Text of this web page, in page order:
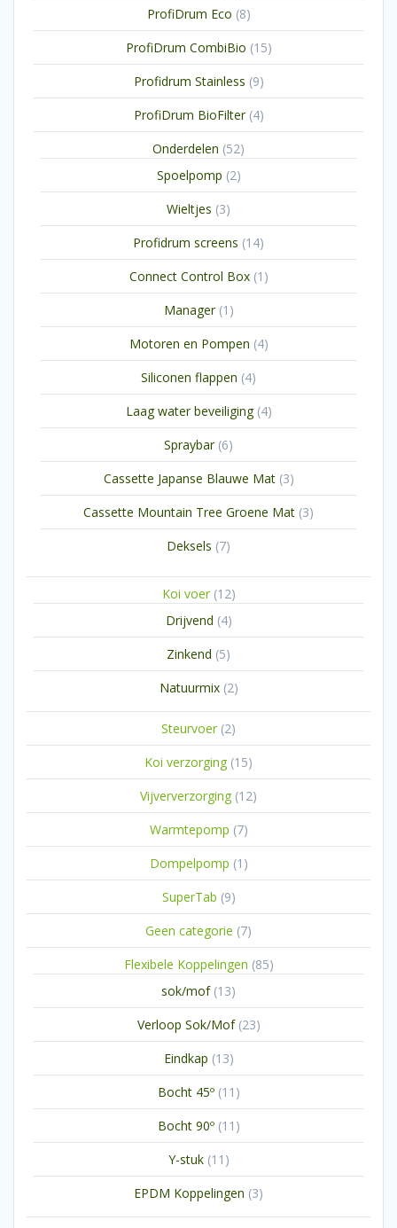
ProfiDrum Eco 88
producten
ProfiDrum CombiBio 1515
producten
Profidrum Stainless 99
producten
ProfiDrum BioFilter 44
producten
Onderdelen 5252
Spoelpomp 22
producten
Wieltjes 33
producten
Profidrum screens 1414
producten
Connect Control Box 1 1
product
Manager 1 1
product
Motoren en Pompen 44
producten
Siliconen flappen 44
producten
Laag water beveiliging 44
producten
Spraybar 66
producten
Cassette Japanse Blauwe Mat 33
producten
Cassette Mountain Tree Groene Mat 33
producten
Deksels 77
Koi voer 1212
Drijvend 44
producten
Zinkend 55
producten
Natuurmix 22
Steurvoer 22
producten
Koi verzorging 1515
producten
Vijververzorging 1212
producten
Warmtepomp 77
producten
Dompelpomp 1 1
product
SuperTab 99
producten
Geen categorie 77
producten
Flexibele Koppelingen 8585
sok/mof 1313
producten
Verloop Sok/Mof 2323
producten
Eindkap 1313
producten
Bocht 45º 11 11
producten
Bocht 90º 11 11
producten
Y-stuk 11 11
producten
EPDM Koppelingen 33